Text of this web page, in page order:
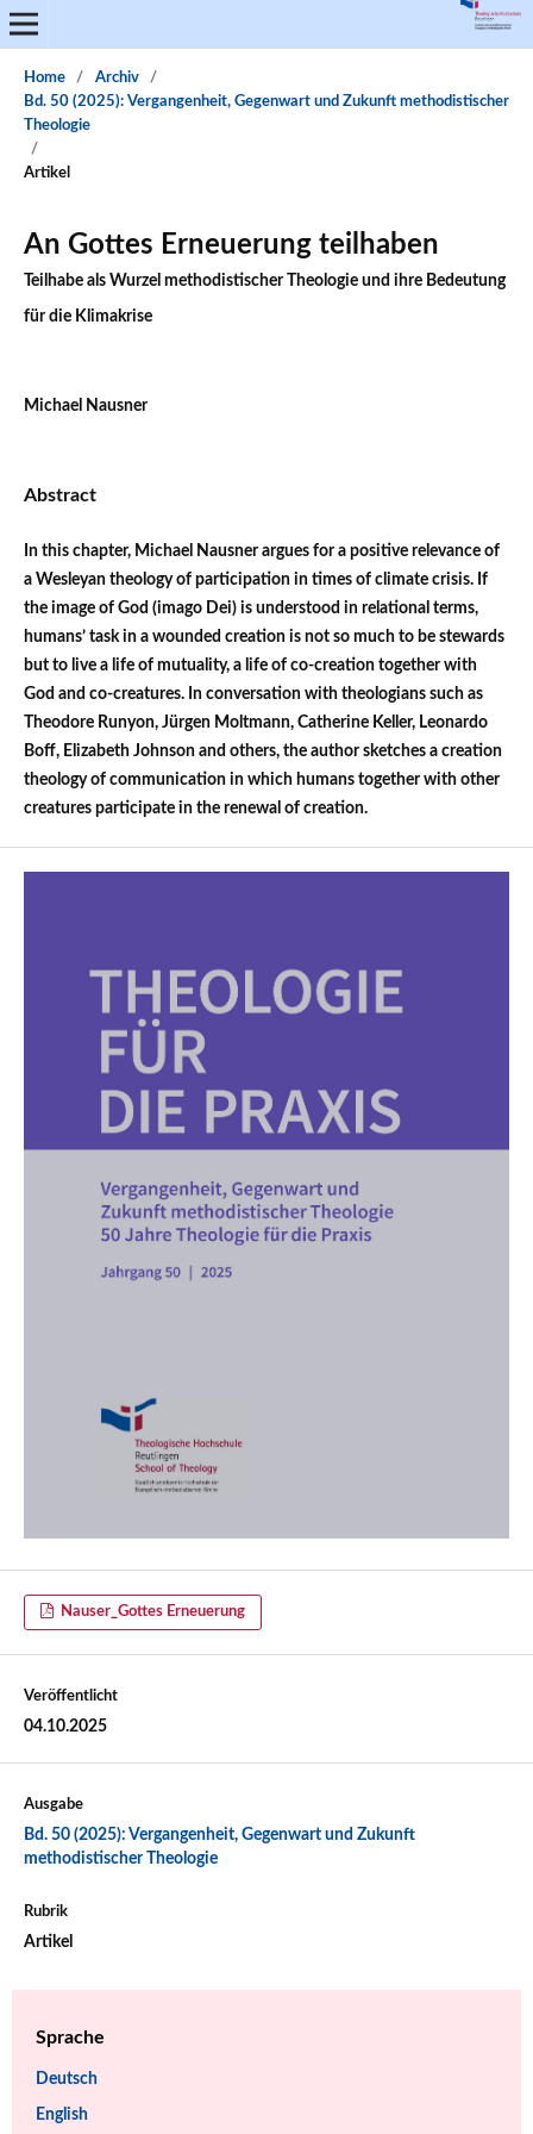
Home / Archiv
/
Bd. 50 (2025): Vergangenheit, Gegenwart und Zukunft methodistischer
Theologie
/
Artikel
An Gottes Erneuerung teilhaben
Teilhabe als Wurzel methodistischer Theologie und ihre Bedeutung
für die Klimakrise
Michael Nausner
Abstract
In this chapter, Michael Nausner argues for a positive relevance of
a Wesleyan theology of participation in times of climate crisis. If
the image of God (imago Dei) is understood in relational terms,
humans’ task in a wounded creation is not so much to be stewards
but to live a life of mutuality, a life of co-creation together with
God and co-creatures. In conversation with theologians such as
Theodore Runyon, Jürgen Moltmann, Catherine Keller, Leonardo
Boff, Elizabeth Johnson and others, the author sketches a creation
theology of communication in which humans together with other
creatures participate in the renewal of creation.
Nauser_Gottes Erneuerung
Veröffentlicht
04.10.2025
Ausgabe
Bd. 50 (2025): Vergangenheit, Gegenwart und Zukunft
methodistischer Theologie
Rubrik
Artikel
Sprache
Deutsch
English